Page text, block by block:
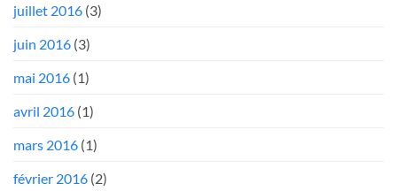
juillet 2016 (3)
juin 2016 (3)
mai 2016 (1)
avril 2016 (1)
mars 2016 (1)
février 2016 (2)